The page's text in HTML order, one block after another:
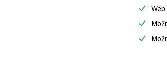
Web